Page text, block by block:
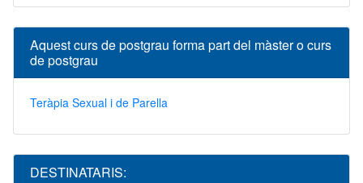
Aquest curs de postgrau forma part del màster o curs
de postgrau
Teràpia Sexual i de Parella
DESTINATARIS: